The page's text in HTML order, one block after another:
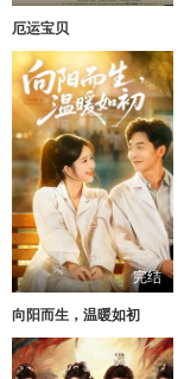
厄运宝贝
完结
向阳而生，温暖如初